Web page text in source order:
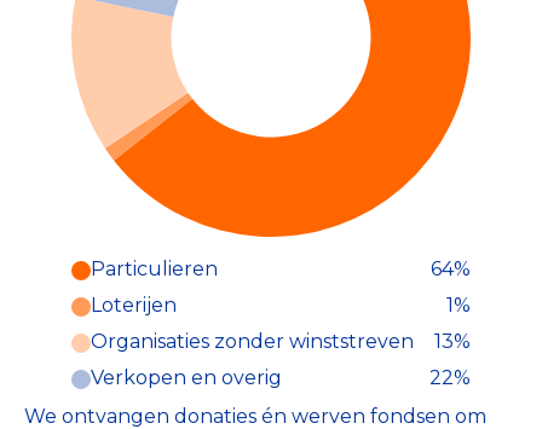
Particulieren (64%)
Deze inkomsten zijn als volgt
onderverdeeld:
Particulieren
64%
Loterijen
1%
Organisaties zonder winststreven
13%
Verkopen en overig
22%
We ontvangen donaties én werven fondsen om